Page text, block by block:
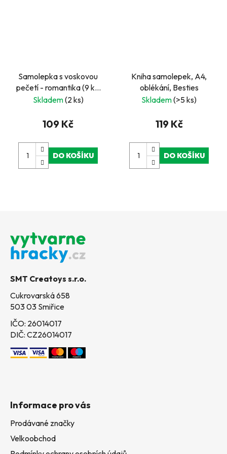
Samolepka s voskovou
pečetí - romantika (9 ks,
Ø 25 - 33 mm)
Skladem(2 ks)
109 Kč
DO KOŠÍKU
Kniha samolepek, A4,
oblékání, Besties
Skladem(>5 ks)
119 Kč
DO KOŠÍKU
SMT Creatoys s.r.o.
Cukrovarská 658
503 03 Smiřice
IČO: 26014017
DIČ: CZ26014017
Informace pro vás
Prodávané značky
Velkoobchod